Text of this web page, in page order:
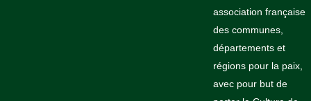
association française
des communes,
départements et
régions pour la paix,
avec pour but de